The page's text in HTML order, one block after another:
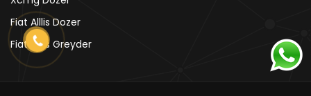
Fiat Alllis Dozer
Fiat Alllis Greyder